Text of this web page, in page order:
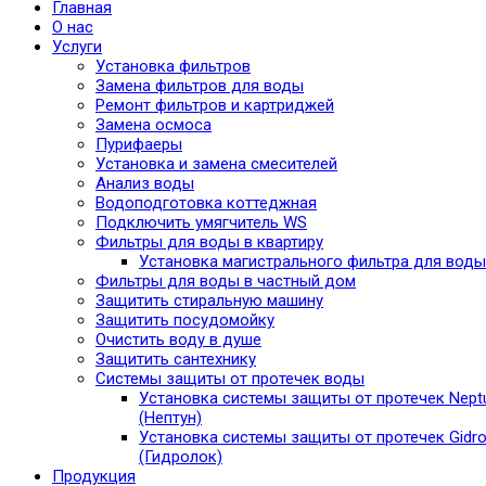
Главная
О нас
Услуги
Установка фильтров
Замена фильтров для воды
Ремонт фильтров и картриджей
Замена осмоса
Пурифаеры
Установка и замена смесителей
Анализ воды
Водоподготовка коттеджная
Подключить умягчитель WS
Фильтры для воды в квартиру
Установка магистрального фильтра для воды
Фильтры для воды в частный дом
Защитить стиральную машину
Защитить посудомойку
Очистить воду в душе
Защитить сантехнику
Системы защиты от протечек воды
Установка системы защиты от протечек
(Нептун)
Установка системы защиты от протечек
(Гидролок)
Продукция